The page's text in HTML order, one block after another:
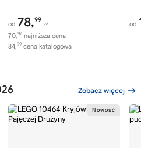
od 78,99
zł
70,97 najniższa cena
84,99 cena katalogowa
od
Zobacz więcej